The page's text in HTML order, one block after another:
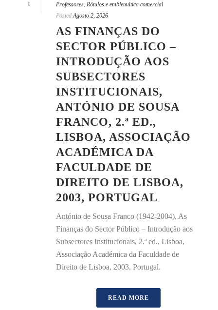
0
Professores, Rótulos e emblemática comercial
Posted Agosto 2, 2026
AS FINANÇAS DO
SECTOR PÚBLICO –
INTRODUÇÃO AOS
SUBSECTORES
INSTITUCIONAIS,
ANTÓNIO DE SOUSA
FRANCO, 2.ª ED.,
LISBOA, ASSOCIAÇÃO
ACADÉMICA DA
FACULDADE DE
DIREITO DE LISBOA,
2003, PORTUGAL
António de Sousa Franco (1942-2004), As
Finanças do Sector Público – Introdução aos
Subsectores Institucionais, 2.ª ed., Lisboa,
Associação Académica da Faculdade de
Direito de Lisboa, 2003, Portugal.
READ MORE